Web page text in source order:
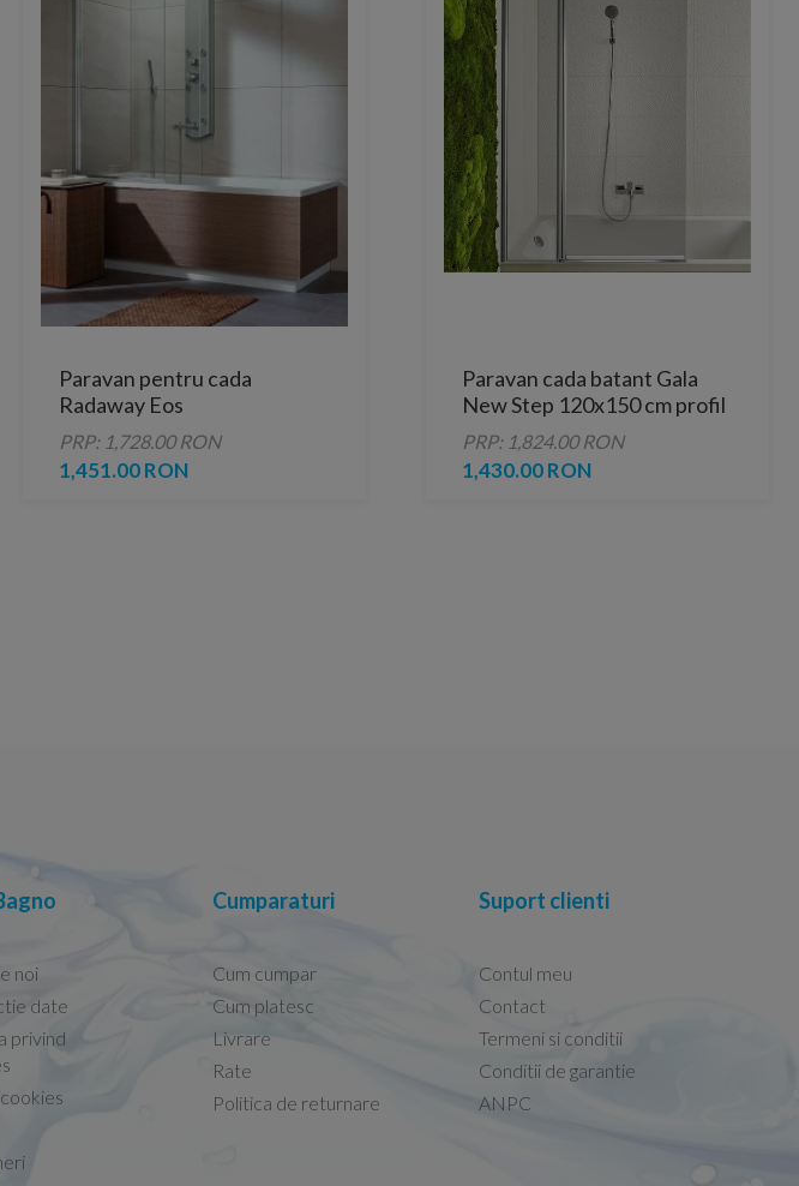
Paravan pentru cada
Radaway Eos
PNJ,stanga,700 mm
PRP: 1,728.00 RON
1,451.00 RON
Paravan cada batant Gala
New Step 120x150 cm profil
crom
PRP: 1,824.00 RON
1,430.00 RON
Capacele Grohe sunt de bună calitate și se
Marius -08.02.2026
noi
date
privind
Cumparaturi
Cum cumpar
Cum platesc
Livrare
Rate
Politica de returnare
Suport clienti
Contul meu
Contact
Termeni si conditii
Conditii de garantie
ANPC